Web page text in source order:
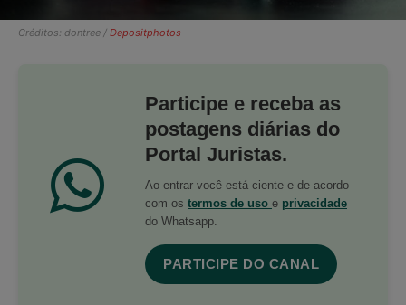
Créditos: dontree / Depositphotos
Participe e receba as
postagens diárias do
Portal Juristas.
Ao entrar você está ciente e de acordo
com os termos de uso e privacidade
do Whatsapp.
PARTICIPE DO CANAL